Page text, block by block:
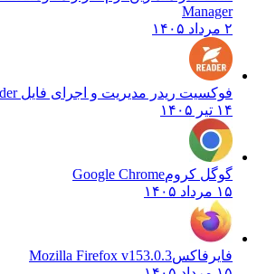
Manager
فوکسیت ریدر مدیریت و اجرای فایل PDFReader
گوگل کروم Google Chrome
فایرفاکس Mozilla Firefox v153.0.3